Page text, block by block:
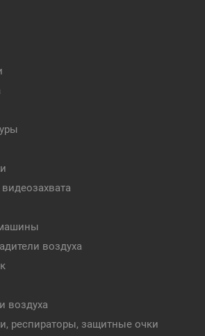
воздуха
воздуха
респираторы, защитные очки